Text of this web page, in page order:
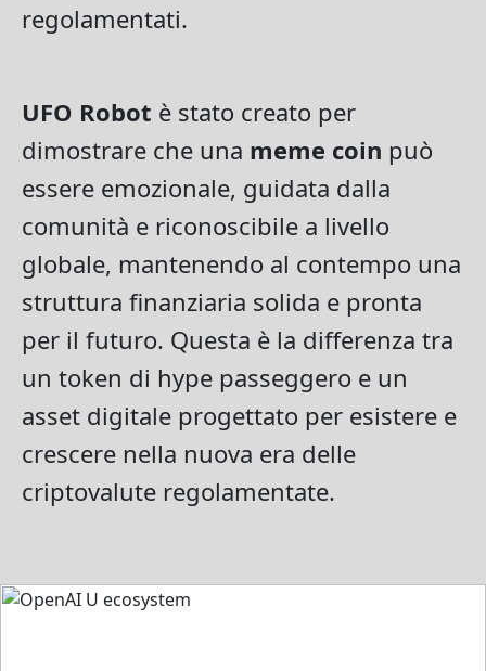
regolamentati.
UFO Robot è stato creato per
dimostrare che una meme coin può
essere emozionale, guidata dalla
comunità e riconoscibile a livello
globale, mantenendo al contempo una
struttura finanziaria solida e pronta
per il futuro. Questa è la differenza tra
un token di hype passeggero e un
asset digitale progettato per esistere e
crescere nella nuova era delle
criptovalute regolamentate.